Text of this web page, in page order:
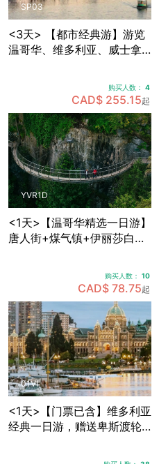
SP03
<3天> 【都市经典游】游览
温哥华、维多利亚、威士拿
购买人数： 4
CAD$ 255.15起
YVR1D
<1天>【温哥华精选一日游】
唐人街+煤气镇+伊丽莎白女
可体验飞越加拿大4D模拟飞
行 (天天出发)
购买人数： 10
CAD$ 78.75起
01VI
<1天>【门票已含】维多利亚
经典一日游，赠送卑斯渡轮